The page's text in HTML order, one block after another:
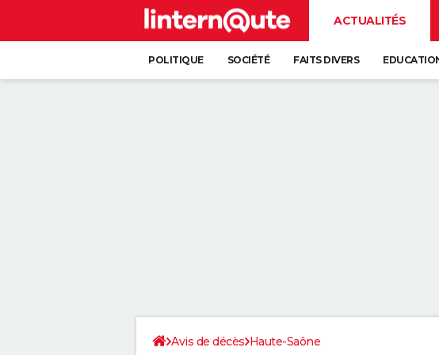
ACTUALITÉS
POLITIQUE SOCIÉTÉ FAITS DIVERS
Avis de décès Haute-Saône